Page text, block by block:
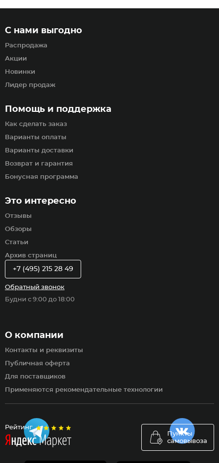
Рейтинг
Пункты
самовывоза
Помощь и поддержка
Как сделать заказ
Варианты оплаты
Варианты доставки
Возврат и гарантия
Бонусная программа
С нами выгодно
Распродажа
Акции
Новинки
Лидер продаж
Это интересно
Отзывы
Обзоры
Статьи
Архив страниц
О компании
Контакты и реквизиты
Публичная оферта
Для поставщиков
Применяются рекомендательные технологии
+7 (495) 215 28 49
Обратный звонок
Будни с 9:00 до 18:00